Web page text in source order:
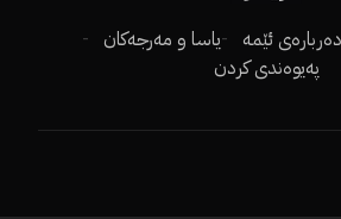
دەربارەی ئێمە
یاسا و مەرجەکان
پەیوەندی کردن